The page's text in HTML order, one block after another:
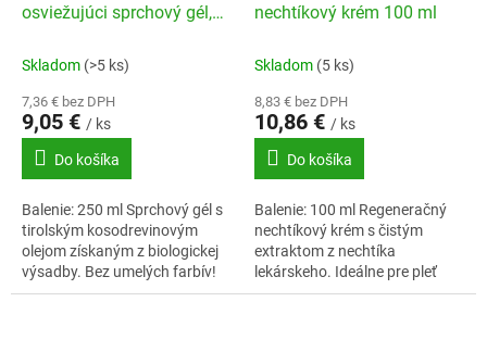
osviežujúci sprchový gél,
Skladom (>5 ks)
7,36 € bez DPH
9,05 € / ks
Do košíka
Balenie: 250 ml Sprchový gél s
tirolským kosodrevinovým
olejom získaným z biologickej
výsadby. Bez umelých farbív!
nechtíkový krém 100 ml
Skladom (5 ks)
8,83 € bez DPH
10,86 € / ks
Do košíka
Balenie: 100 ml Regeneračný
nechtíkový krém s čistým
extraktom z nechtíka
lekárskeho. Ideálne pre pleť
náročnú na starostlivosť.